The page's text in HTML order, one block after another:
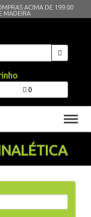
ACIMA DE 199.00
MADEIRA
0